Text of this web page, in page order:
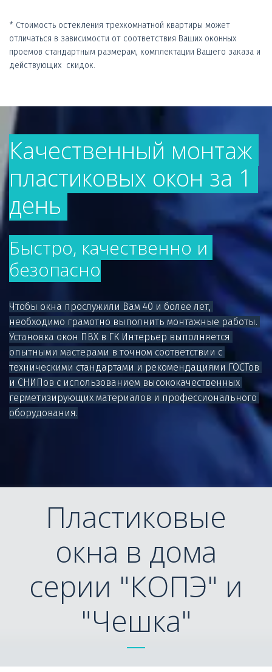
* Стоимость остекления трехкомнатной квартиры может
отличаться в зависимости от соответствия Ваших оконных
проемов стандартным размерам, комплектации Вашего заказа и
действующих  скидок.
Качественный монтаж
пластиковых окон за 1
день
Быстро, качественно и
безопасно
Чтобы окна прослужили Вам 40 и более лет,
необходимо грамотно выполнить монтажные работы.
Установка окон ПВХ в ГК Интерьер выполняется
опытными мастерами в точном соответствии с
техническими стандартами и рекомендациями ГОСТов
и СНИПов с использованием высококачественных
герметизирующих материалов и профессионального
оборудования.
Пластиковые
окна в дома
серии "КОПЭ" и
"Чешка"